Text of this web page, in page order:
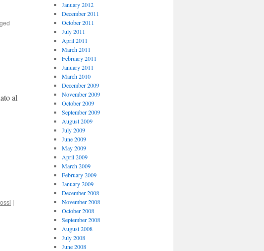
al
|
January 2012
December 2011
October 2011
July 2011
April 2011
March 2011
February 2011
January 2011
March 2010
December 2009
November 2009
October 2009
September 2009
August 2009
July 2009
June 2009
May 2009
April 2009
March 2009
February 2009
January 2009
December 2008
November 2008
October 2008
September 2008
August 2008
July 2008
June 2008